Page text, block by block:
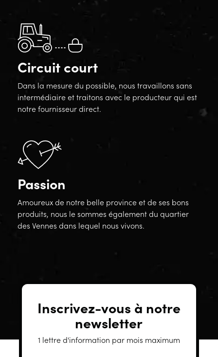
Circuit court
Dans la mesure du possible, nous travaillons sans
intermédiaire et traitons avec le producteur qui est
notre fournisseur direct.
Passion
Amoureux de notre belle province et de ses bons
produits, nous le sommes également du quartier
des Vennes dans lequel nous vivons.
Inscrivez-vous à notre
newsletter
1 lettre d'information par mois maximum